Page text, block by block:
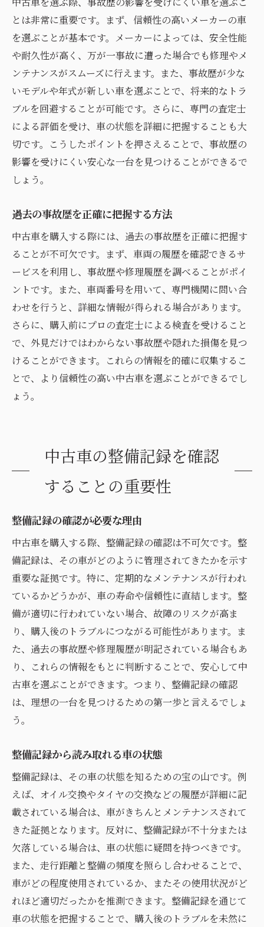
とは非常に重要です。まず、信頼性の高いメーカーの車
を選ぶことが基本です。メーカーによっては、安全性能
や耐久性が高く、万が一事故に遭った場合でも修理やメ
ンテナンスがスムーズに行えます。また、事故歴が少な
いモデルや年式が新しい車を選ぶことで、将来的なトラ
ブルを回避することが可能です。さらに、専門の査定士
による評価を受け、車の状態を詳細に把握することも大
切です。こうしたポイントを押さえることで、事故歴の
影響を受けにくい安心な一台を見つけることができるで
しょう。
過去の事故歴を正確に把握する方法
中古車を購入する際には、過去の事故歴を正確に把握す
ることが不可欠です。まず、車両の履歴を確認できるサ
ービスを利用し、事故歴や修理履歴を調べることがポイ
ントです。また、車両番号を用いて、専門機関に問い合
わせを行うと、詳細な情報が得られる場合があります。
さらに、購入前にプロの査定士による検査を受けること
で、外見だけではわからない事故歴や隠れた損傷を見つ
けることができます。これらの情報を的確に収集するこ
とで、より信頼性の高い中古車を選ぶことができるでし
ょう。
中古車の整備記録を確認
することの重要性
整備記録の確認が必要な理由
中古車を購入する際、整備記録の確認は不可欠です。整
備記録は、その車がどのように管理されてきたかを示す
重要な証拠です。特に、定期的なメンテナンスが行われ
ているかどうかが、車の寿命や信頼性に直結します。整
備が適切に行われていない場合、故障のリスクが高ま
り、購入後のトラブルにつながる可能性があります。ま
た、過去の事故歴や修理履歴が明記されている場合もあ
り、これらの情報をもとに判断することで、安心して中
古車を選ぶことができます。つまり、整備記録の確認
は、理想の一台を見つけるための第一歩と言えるでしょ
う。
整備記録から読み取れる車の状態
整備記録は、その車の状態を知るための宝の山です。例
えば、オイル交換やタイヤの交換などの履歴が詳細に記
載されている場合は、車がきちんとメンテナンスされて
きた証拠となります。反対に、整備記録が不十分または
欠落している場合は、車の状態に疑問を持つべきです。
また、走行距離と整備の頻度を照らし合わせることで、
車がどの程度使用されているか、またその使用状況がど
れほど適切だったかを推測できます。整備記録を通じて
車の状態を把握することで、購入後のトラブルを未然に